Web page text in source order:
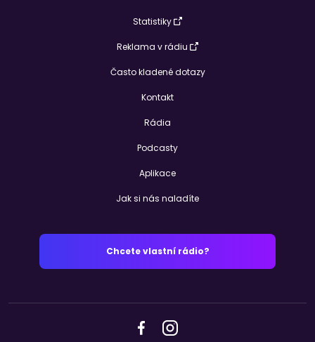
Statistiky
Reklama v rádiu
Často kladené dotazy
Kontakt
Rádia
Podcasty
Aplikace
Jak si nás naladíte
Chcete vlastní rádio?